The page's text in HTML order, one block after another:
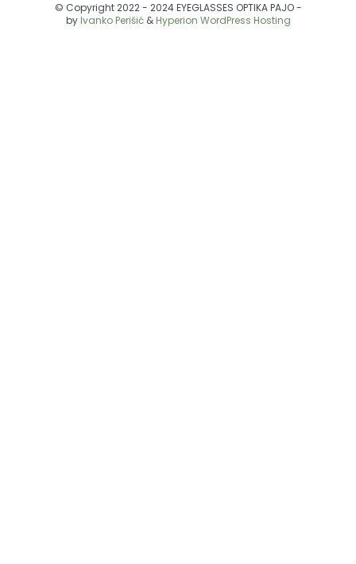
© Copyright 2022 - 2024EYEGLASSES OPTIKA PAJO -
by Ivanko Perišić& Hyperion WordPress Hosting